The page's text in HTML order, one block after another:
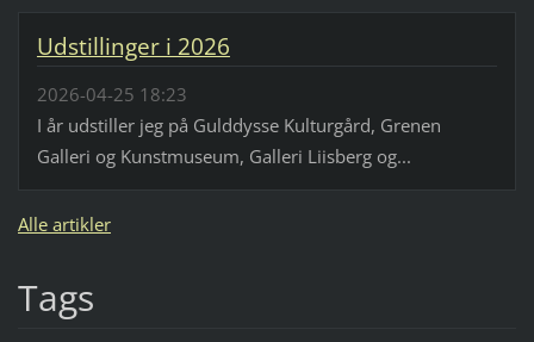
Udstillinger i 2026
2026-04-25 18:23
I år udstiller jeg på Gulddysse Kulturgård, Grenen
Galleri og Kunstmuseum, Galleri Liisberg og...
Alle artikler
Tags